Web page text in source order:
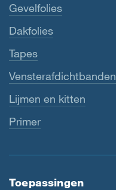
Gevelfolies
Dakfolies
Tapes
Vensterafdichtbanden
Lijmen en kitten
Primer
Toepassingen